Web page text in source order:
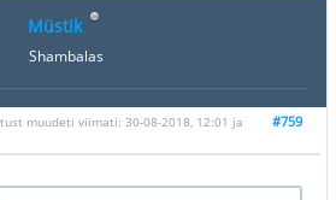
Müstik
Shambalas
#759
muudeti viimati: 30-08-2018, 12:01 ja